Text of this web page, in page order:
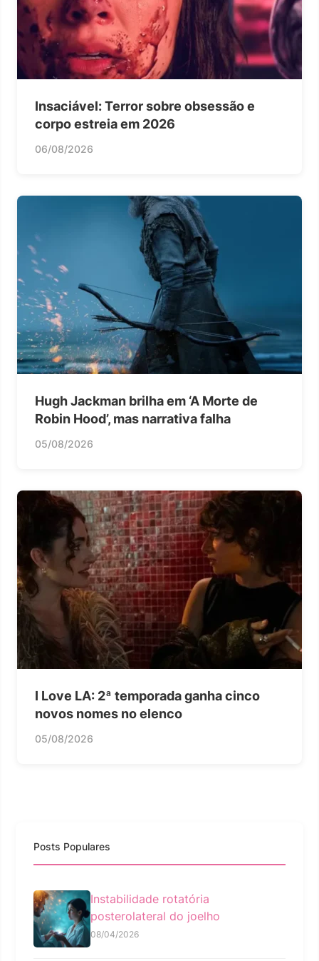
Insaciável: Terror sobre obsessão e
corpo estreia em 2026
06/08/2026
Hugh Jackman brilha em ‘A Morte de
Robin Hood’, mas narrativa falha
05/08/2026
I Love LA: 2ª temporada ganha cinco
novos nomes no elenco
05/08/2026
Posts Populares
Instabilidade rotatória
posterolateral do joelho
08/04/2026